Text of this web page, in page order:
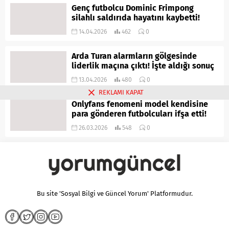
Genç futbolcu Dominic Frimpong
silahlı saldırıda hayatını kaybetti!
14.04.2026 462 0
Arda Turan alarmların gölgesinde
liderlik maçına çıktı! İşte aldığı sonuç
13.04.2026 480 0
Onlyfans fenomeni model kendisine
para gönderen futbolcuları ifşa etti!
26.03.2026 548 0
Bu site 'Sosyal Bilgi ve Güncel Yorum' Platformudur.
REKLAMI KAPAT